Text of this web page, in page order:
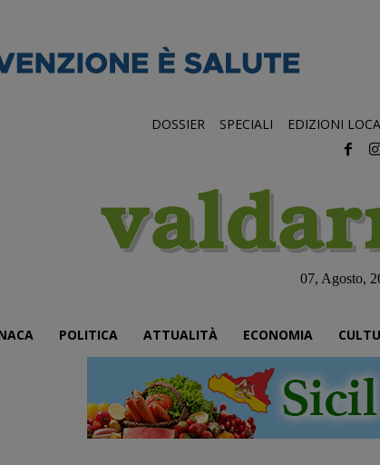
DOSSIER SPECIALI EDIZIONI
07, Agosto,
POLITICA ATTUALITÀ ECONOMIA